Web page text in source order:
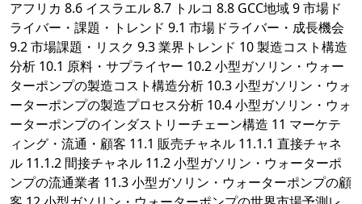
アフリカ 8.6 イスラエル 8.7 トルコ 8.8 GCC地域 9 市場ド
ライバー・課題・トレンド 9.1 市場ドライバー・成長機会
9.2 市場課題・リスク 9.3 業界トレンド 10 製造コスト構造
分析 10.1 原料・サプライヤー 10.2 小型ガソリン・ウォー
ターポンプの製造コスト構造分析 10.3 小型ガソリン・ウォ
ーターポンプの製造プロセス分析 10.4 小型ガソリン・ウォ
ーターポンプのインダストリーチェーン構造 11 マーケテ
ィング・流通・顧客 11.1 販売チャネル 11.1.1 直接チャネ
ル 11.1.2 間接チャネル 11.2 小型ガソリン・ウォーターポ
ンプの流通業者 11.3 小型ガソリン・ウォーターポンプの顧